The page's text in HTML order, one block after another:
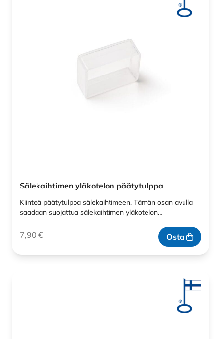
Sälekaihtimen yläkotelon päätytulppa
Kiinteä päätytulppa sälekaihtimeen. Tämän osan avulla
saadaan suojattua sälekaihtimen yläkotelon…
7,90 € Osta